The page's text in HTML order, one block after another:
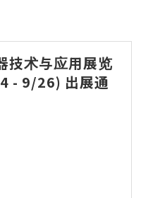
技术与应用展览
- 9/26) 出展通